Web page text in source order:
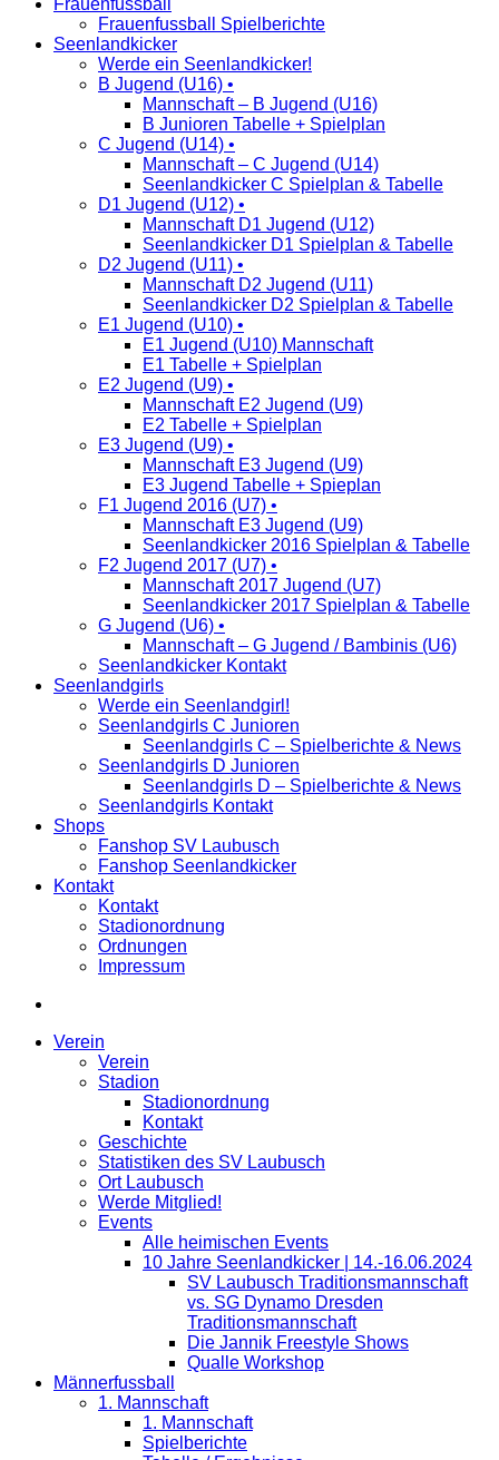
Frauenfussball
Frauenfussball Spielberichte
Seenlandkicker
Werde ein Seenlandkicker!
B Jugend (U16) •
Mannschaft – B Jugend (U16)
B Junioren Tabelle + Spielplan
C Jugend (U14) •
Mannschaft – C Jugend (U14)
Seenlandkicker C Spielplan & Tabelle
D1 Jugend (U12) •
Mannschaft D1 Jugend (U12)
Seenlandkicker D1 Spielplan & Tabelle
D2 Jugend (U11) •
Mannschaft D2 Jugend (U11)
Seenlandkicker D2 Spielplan & Tabelle
E1 Jugend (U10) •
E1 Jugend (U10) Mannschaft
E1 Tabelle + Spielplan
E2 Jugend (U9) •
Mannschaft E2 Jugend (U9)
E2 Tabelle + Spielplan
E3 Jugend (U9) •
Mannschaft E3 Jugend (U9)
E3 Jugend Tabelle + Spieplan
F1 Jugend 2016 (U7) •
Mannschaft E3 Jugend (U9)
Seenlandkicker 2016 Spielplan & Tabelle
F2 Jugend 2017 (U7) •
Mannschaft 2017 Jugend (U7)
Seenlandkicker 2017 Spielplan & Tabelle
G Jugend (U6) •
Mannschaft – G Jugend / Bambinis (U6)
Seenlandkicker Kontakt
Seenlandgirls
Werde ein Seenlandgirl!
Seenlandgirls C Junioren
Seenlandgirls C – Spielberichte & News
Seenlandgirls D Junioren
Seenlandgirls D – Spielberichte & News
Seenlandgirls Kontakt
Shops
Fanshop SV Laubusch
Fanshop Seenlandkicker
Kontakt
Kontakt
Stadionordnung
Ordnungen
Impressum
Verein
Verein
Stadion
Stadionordnung
Kontakt
Geschichte
Statistiken des SV Laubusch
Ort Laubusch
Werde Mitglied!
Events
Alle heimischen Events
10 Jahre Seenlandkicker | 14.-16.06.2024
SV Laubusch Traditionsmannschaft
vs. SG Dynamo Dresden
Traditionsmannschaft
Die Jannik Freestyle Shows
Qualle Workshop
Männerfussball
1. Mannschaft
1. Mannschaft
Spielberichte